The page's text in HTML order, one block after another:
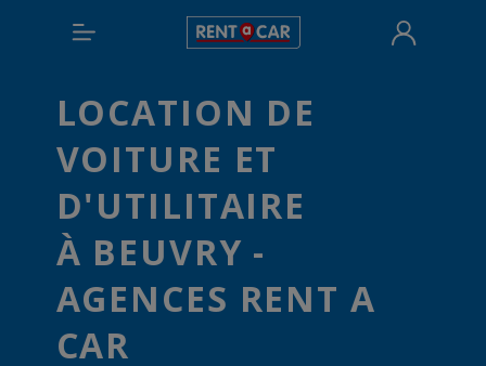
LOCATION DE
VOITURE ET
D'UTILITAIRE
À BEUVRY -
AGENCES RENT A
CAR